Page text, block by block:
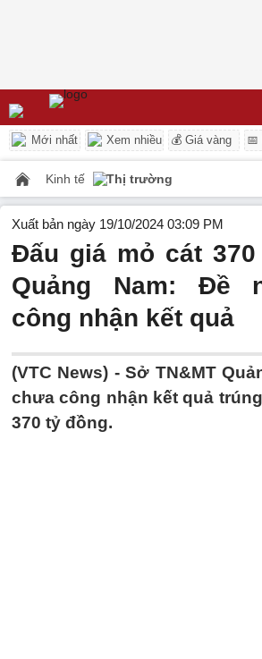
Mới nhất Xem nhiều 💰 Giá vàng 📅
Kinh tế Thị trường
Xuất bản ngày 19/10/2024 03:09 PM
Đấu giá mỏ cát
Quảng Nam: Đề
công nhận kết quả
(VTC News) -Sở TN&MT
chưa công nhận kết quả
370 tỷ đồng.